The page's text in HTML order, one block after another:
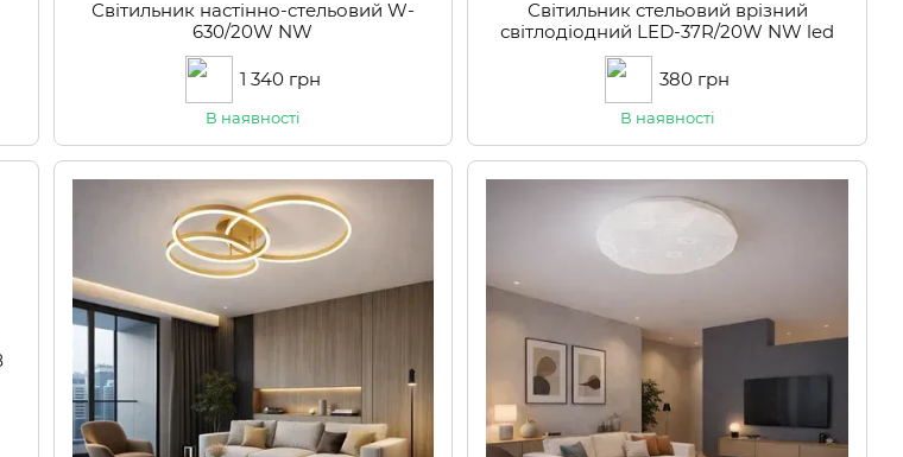
Світильник настінно-стельовий W-
630/20W NW
1 340 грн
В наявності
Світильник стельовий врізний
світлодіодний LED-37R/20W NW led
380 грн
В наявності